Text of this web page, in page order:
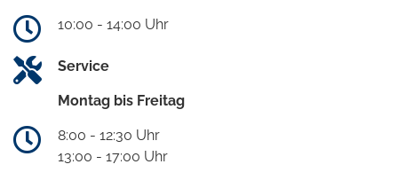
10:00 - 14:00 Uhr
Service
Montag bis Freitag
8:00 - 12:30 Uhr
13:00 - 17:00 Uhr